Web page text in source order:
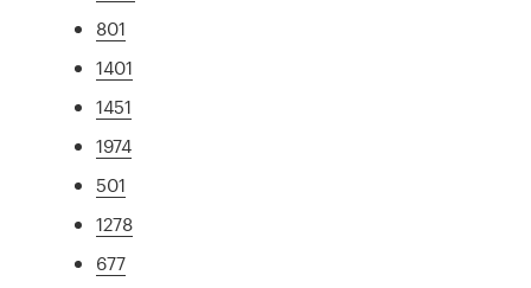
801
1401
1451
1974
501
1278
677